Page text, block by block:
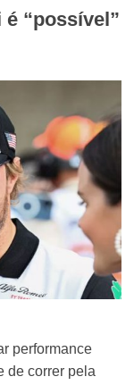
“possível”
performance
de correr pela